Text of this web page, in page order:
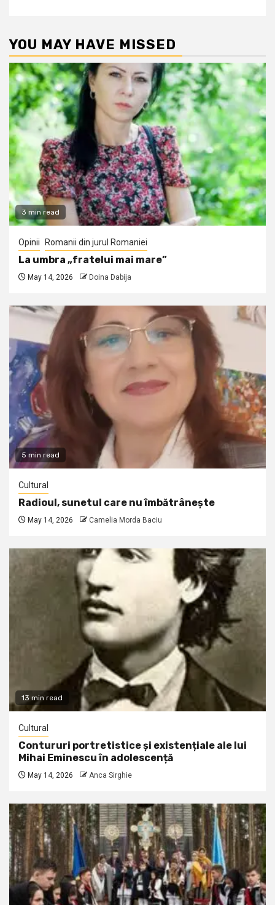
YOU MAY HAVE MISSED
3 min read
Opinii Romanii din jurul Romaniei
La umbra „fratelui mai mare”
May 14, 2026 Doina Dabija
5 min read
Cultural
Radioul, sunetul care nu îmbătrânește
May 14, 2026 Camelia Morda Baciu
13 min read
Cultural
Contururi portretistice și existențiale ale lui
Mihai Eminescu în adolescență
May 14, 2026 Anca Sirghie